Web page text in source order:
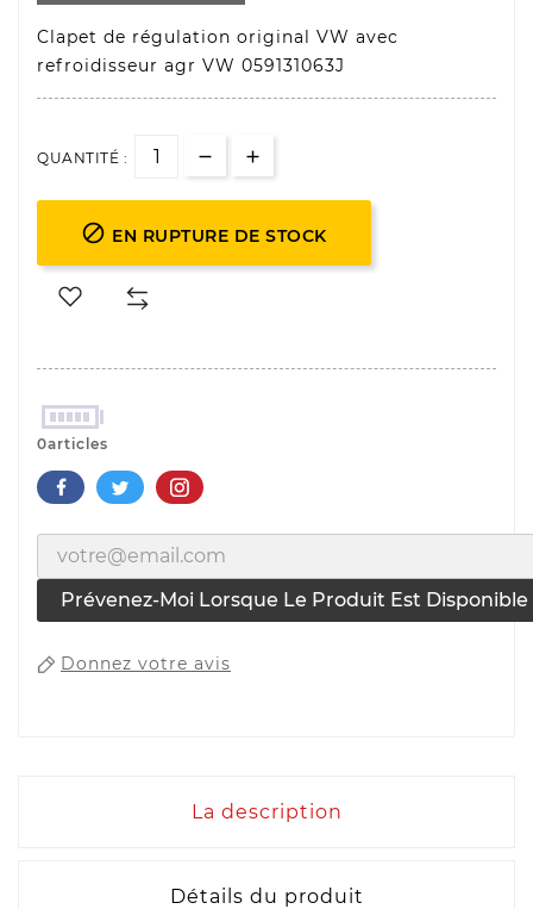
Clapet de régulation original VW avec
refroidisseur agr VW 059131063J
QUANTITÉ :
 EN RUPTURE DE STOCK
0articles
Prévenez-Moi Lorsque Le Produit Est Disponible
Donnez votre avis
La description
Détails du produit